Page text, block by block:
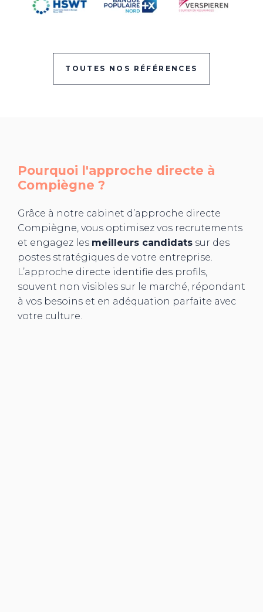
TOUTES NOS RÉFÉRENCES
Pourquoi l'approche directe à
Compiègne ?
Grâce à notre cabinet d’approche directe
Compiègne, vous optimisez vos recrutements
et engagez les meilleurs candidats sur des
postes stratégiques de votre entreprise.
L’approche directe identifie des profils,
souvent non visibles sur le marché, répondant
à vos besoins et en adéquation parfaite avec
votre culture.